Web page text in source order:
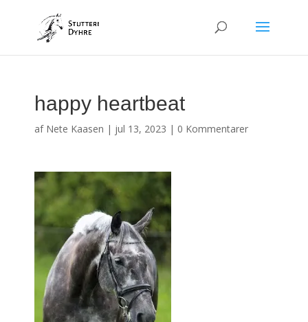
happy heartbeat
af Nete Kaasen | jul 13, 2023 | 0 Kommentarer